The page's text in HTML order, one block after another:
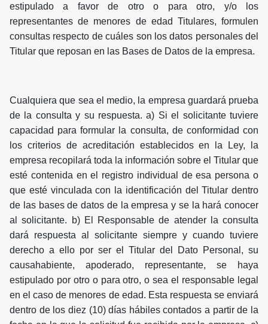
estipulado a favor de otro o para otro, y/o los
representantes de menores de edad Titulares, formulen
consultas respecto de cuáles son los datos personales del
Titular que reposan en las Bases de Datos de la empresa.
Cualquiera que sea el medio, la empresa guardará prueba
de la consulta y su respuesta. a) Si el solicitante tuviere
capacidad para formular la consulta, de conformidad con
los criterios de acreditación establecidos en la Ley, la
empresa recopilará toda la información sobre el Titular que
esté contenida en el registro individual de esa persona o
que esté vinculada con la identificación del Titular dentro
de las bases de datos de la empresa y se la hará conocer
al solicitante. b) El Responsable de atender la consulta
dará respuesta al solicitante siempre y cuando tuviere
derecho a ello por ser el Titular del Dato Personal, su
causahabiente, apoderado, representante, se haya
estipulado por otro o para otro, o sea el responsable legal
en el caso de menores de edad. Esta respuesta se enviará
dentro de los diez (10) días hábiles contados a partir de la